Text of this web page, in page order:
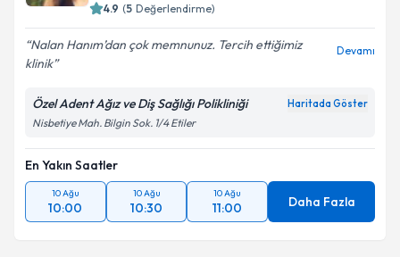
4.9 (5 Değerlendirme)
Nalan Hanım’dan çok memnunuz. Tercih ettiğimiz
klinik
Devamı
Özel Adent Ağız ve Diş Sağlığı Polikliniği Haritada Göster
Nisbetiye Mah. Bilgin Sok. 1/4 Etiler
En Yakın Saatler
10 Ağu
10:00
10 Ağu
10:30
10 Ağu
11:00 Daha Fazla